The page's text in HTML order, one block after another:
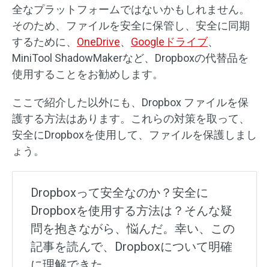
全なプラットフォームではないかもしれません。
そのため、ファイルを安全に保管し、安全に同期
するために、 OneDrive、 Googleドライブ、
MiniTool ShadowMakerなど、Dropboxの代替品を
使用することをお勧めします。
ここで紹介した以外にも、Dropbox ファイルを保
護する方法はあります。これらの対策を取って、
安全にDropboxを使用して、ファイルを保護しまし
ょう。
Dropboxって安全なのか？安全に
Dropboxを使用する方法は？そんな疑
問を抱きながら、悩んだ。幸い、この
記事を読んで、Dropboxについて明確